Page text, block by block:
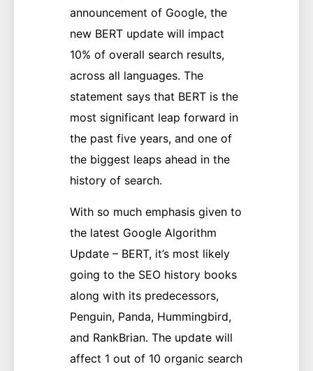
announcement of Google, the
new BERT update will impact
10% of overall search results,
across all languages. The
statement says that BERT is the
most significant leap forward in
the past five years, and one of
the biggest leaps ahead in the
history of search.
With so much emphasis given to
the latest Google Algorithm
Update – BERT, it’s most likely
going to the SEO history books
along with its predecessors,
Penguin, Panda, Hummingbird,
and RankBrian. The update will
affect 1 out of 10 organic search